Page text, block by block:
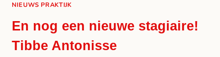
NIEUWS PRAKTIJK
En nog een nieuwe stagiaire!
Tibbe Antonisse